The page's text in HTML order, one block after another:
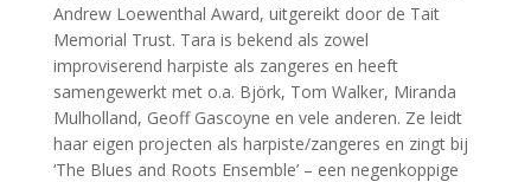
Andrew Loewenthal Award, uitgereikt door de Tait
Memorial Trust. Tara is bekend als zowel
improviserend harpiste als zangeres en heeft
samengewerkt met o.a. Björk, Tom Walker, Miranda
Mulholland, Geoff Gascoyne en vele anderen. Ze leidt
haar eigen projecten als harpiste/zangeres en zingt bij
‘The Blues and Roots Ensemble’ – een negenkoppige